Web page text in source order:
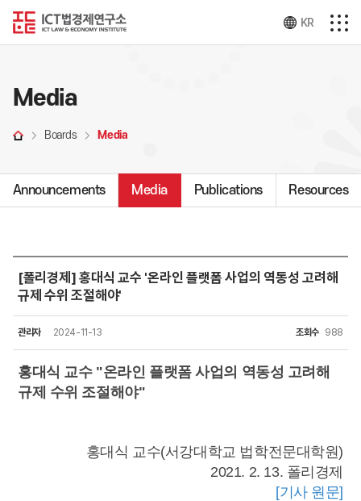
KR
Media
Boards Media
Announcements Media Publications Resources
[폴리경제] 홍대식 교수 '온라인 플랫폼 사업의 역동성 고려해
규제 수위 조절해야'
관리자 2024-11-13 조회수 988
홍대식 교수 "온라인 플랫폼 사업의 역동성 고려해
규제 수위 조절해야"
홍대식 교수(서강대학교 법학전문대학원)
2021. 2. 13. 폴리경제
[기사 원문]